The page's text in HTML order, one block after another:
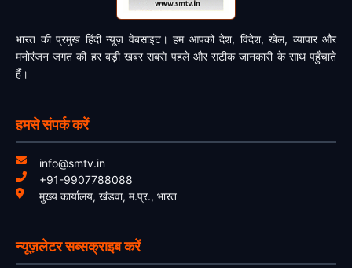
भारत की प्रमुख हिंदी न्यूज़ वेबसाइट। हम आपको देश, विदेश, खेल, व्यापार और
मनोरंजन जगत की हर बड़ी खबर सबसे पहले और सटीक जानकारी के साथ पहुँचाते
हैं।
हमसे संपर्क करें
info@smtv.in
+91-9907788088
मुख्य कार्यालय, खंडवा, म.प्र., भारत
न्यूज़लेटर सब्सक्राइब करें